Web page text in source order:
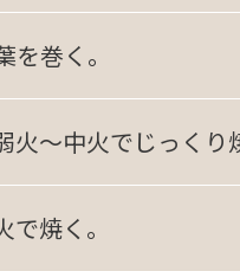
巻く。
～中火でじっくり
焼く。